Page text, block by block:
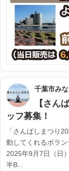
千葉市み
【さん
ッフ募集！
「さんばしまつり
動してくれるボラ
2025年9月7日（日
半B...